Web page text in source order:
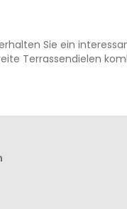
Sie ein
Terrassendielen